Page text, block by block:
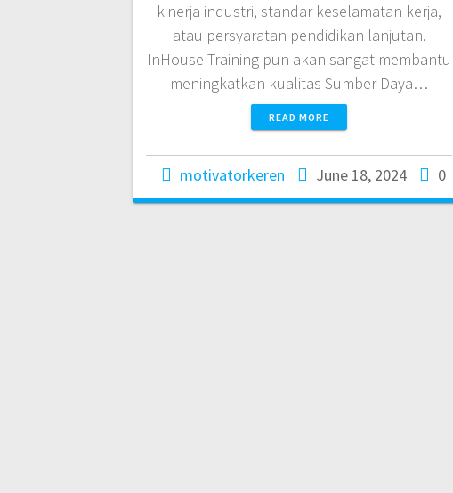
kinerja industri, standar keselamatan kerja,
atau persyaratan pendidikan lanjutan.
InHouse Training pun akan sangat membantu
meningkatkan kualitas Sumber Daya…
READ MORE
motivatorkeren June 18, 2024 0